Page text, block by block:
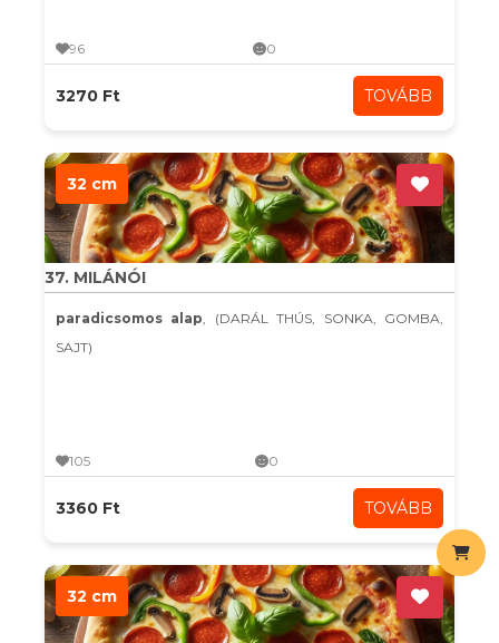
96 0
3270 Ft TOVÁBB
32 cm
37. MILÁNÓI
paradicsomos alap, (DARÁL THÚS, SONKA, GOMBA,
SAJT)
105 0
3360 Ft TOVÁBB
32 cm